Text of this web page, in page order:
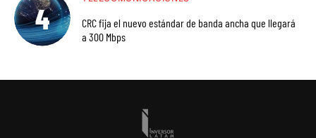
CRC fija el nuevo estándar de banda ancha que llegará
a 300 Mbps